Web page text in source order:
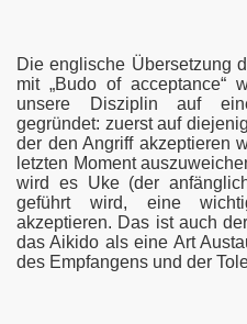
Die englische Übersetzung
mit „Budo of acceptance“
unsere Disziplin auf
gegründet: zuerst auf
der den Angriff akzeptieren
letzten Moment
wird es Uke (der
geführt wird, eine
akzeptieren. Das ist auch
das Aikido als eine Art
des Empfangens und der